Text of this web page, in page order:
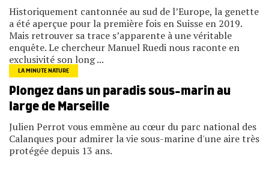
Historiquement cantonnée au sud de l’Europe, la genette
a été aperçue pour la première fois en Suisse en 2019.
Mais retrouver sa trace s’apparente à une véritable
enquête. Le chercheur Manuel Ruedi nous raconte en
exclusivité son long ...
LA MINUTE NATURE
Plongez dans un paradis sous-marin au
large de Marseille
Julien Perrot vous emmène au cœur du parc national des
Calanques pour admirer la vie sous-marine d'une aire très
protégée depuis 13 ans.